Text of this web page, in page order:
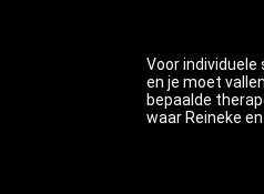
Voor
en je moet
bepaalde
waar Reineke